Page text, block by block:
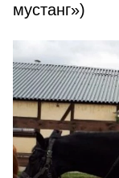
мустанг»)